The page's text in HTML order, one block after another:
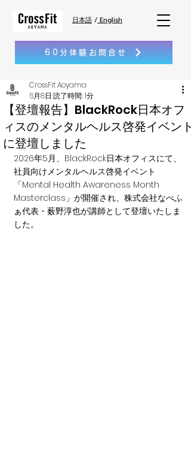
日本語 / English
60分体験お問合せ
【登壇報告】BlackRock日本オフ
ィスのメンタルヘルス啓発イベント
に登壇しました
CrossFit Aoyama
6月8日 読了時間: 1分
2026年5月、BlackRock日本オフィスにて、
社員向けメンタルヘルス啓発イベント
「Mental Health Awareness Month
Masterclass」が開催され、株式会社なべふ
ぁ代表・薮野淳也が講師として登壇いたしま
した。